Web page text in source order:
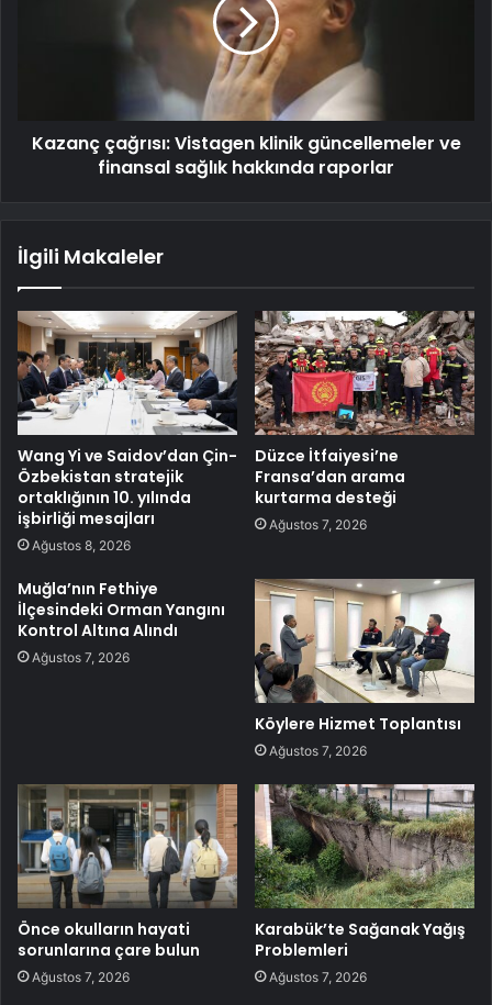
Kazanç çağrısı: Vistagen klinik güncellemeler ve
finansal sağlık hakkında raporlar
İlgili Makaleler
Wang Yi ve Saidov’dan Çin-
Özbekistan stratejik
ortaklığının 10. yılında
işbirliği mesajları
Ağustos 8, 2026
Düzce İtfaiyesi’ne
Fransa’dan arama
kurtarma desteği
Ağustos 7, 2026
Muğla’nın Fethiye
İlçesindeki Orman Yangını
Kontrol Altına Alındı
Ağustos 7, 2026
Köylere Hizmet Toplantısı
Ağustos 7, 2026
Önce okulların hayati
sorunlarına çare bulun
Ağustos 7, 2026
Karabük’te Sağanak Yağış
Problemleri
Ağustos 7, 2026